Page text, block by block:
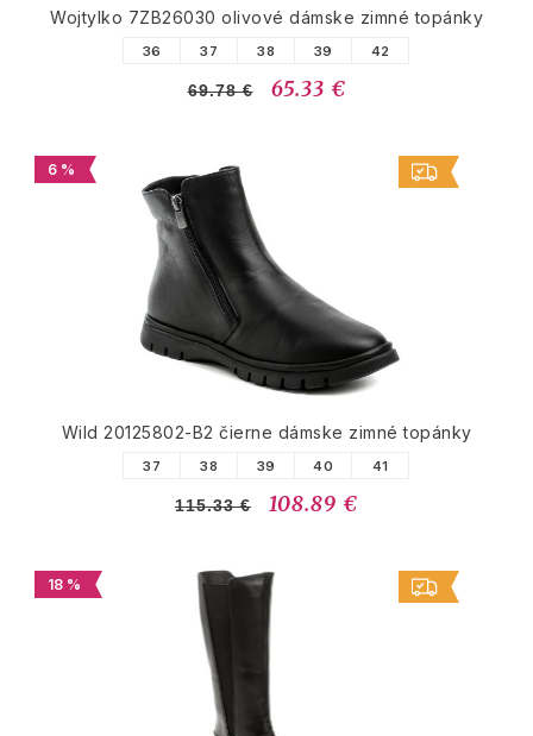
Wojtylko 7ZB26030 olivové dámske zimné topánky
36 37 38 39 42
69.78 € 65.33 €
6 %
Wild 20125802-B2 čierne dámske zimné topánky
37 38 39 40 41
115.33 € 108.89 €
18 %